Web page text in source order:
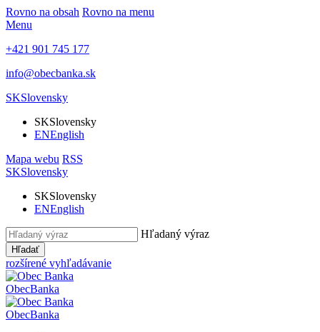
Rovno na obsah Rovno na menu
Menu
+421 901 745 177
info@obecbanka.sk
SKSlovensky
SKSlovensky
ENEnglish
Mapa webu RSS
SKSlovensky
SKSlovensky
ENEnglish
Hľadaný výraz
Hľadať
rozšírené vyhľadávanie
ObecBanka
ObecBanka